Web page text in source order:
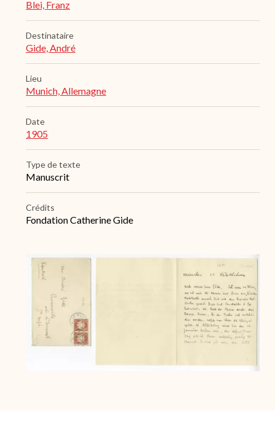
Blei, Franz
Destinataire
Gide, André
Lieu
Munich, Allemagne
Date
1905
Type de texte
Manuscrit
Crédits
Fondation Catherine Gide
Archive